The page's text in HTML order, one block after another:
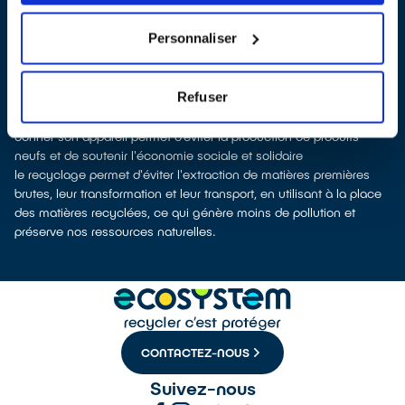
Personnaliser
Refuser
À Crémieu, les points de collecte, partenaires d'ecosystem, nous
procédions à leur dépollution et leur recyclage.
Recycler c’est protéger la santé, l'environnement et les
ressources naturelles
La production d’équipements électriques neufs est émettrice de
pollution et consommatrice de ressources naturelles.
donner son appareil permet d’éviter la production de produits
neufs et de soutenir l'économie sociale et solidaire
le recyclage permet d'éviter l'extraction de matières premières
brutes, leur transformation et leur transport, en utilisant à la place
des matières recyclées, ce qui génère moins de pollution et
préserve nos ressources naturelles.
CONTACTEZ-NOUS
Suivez-nous